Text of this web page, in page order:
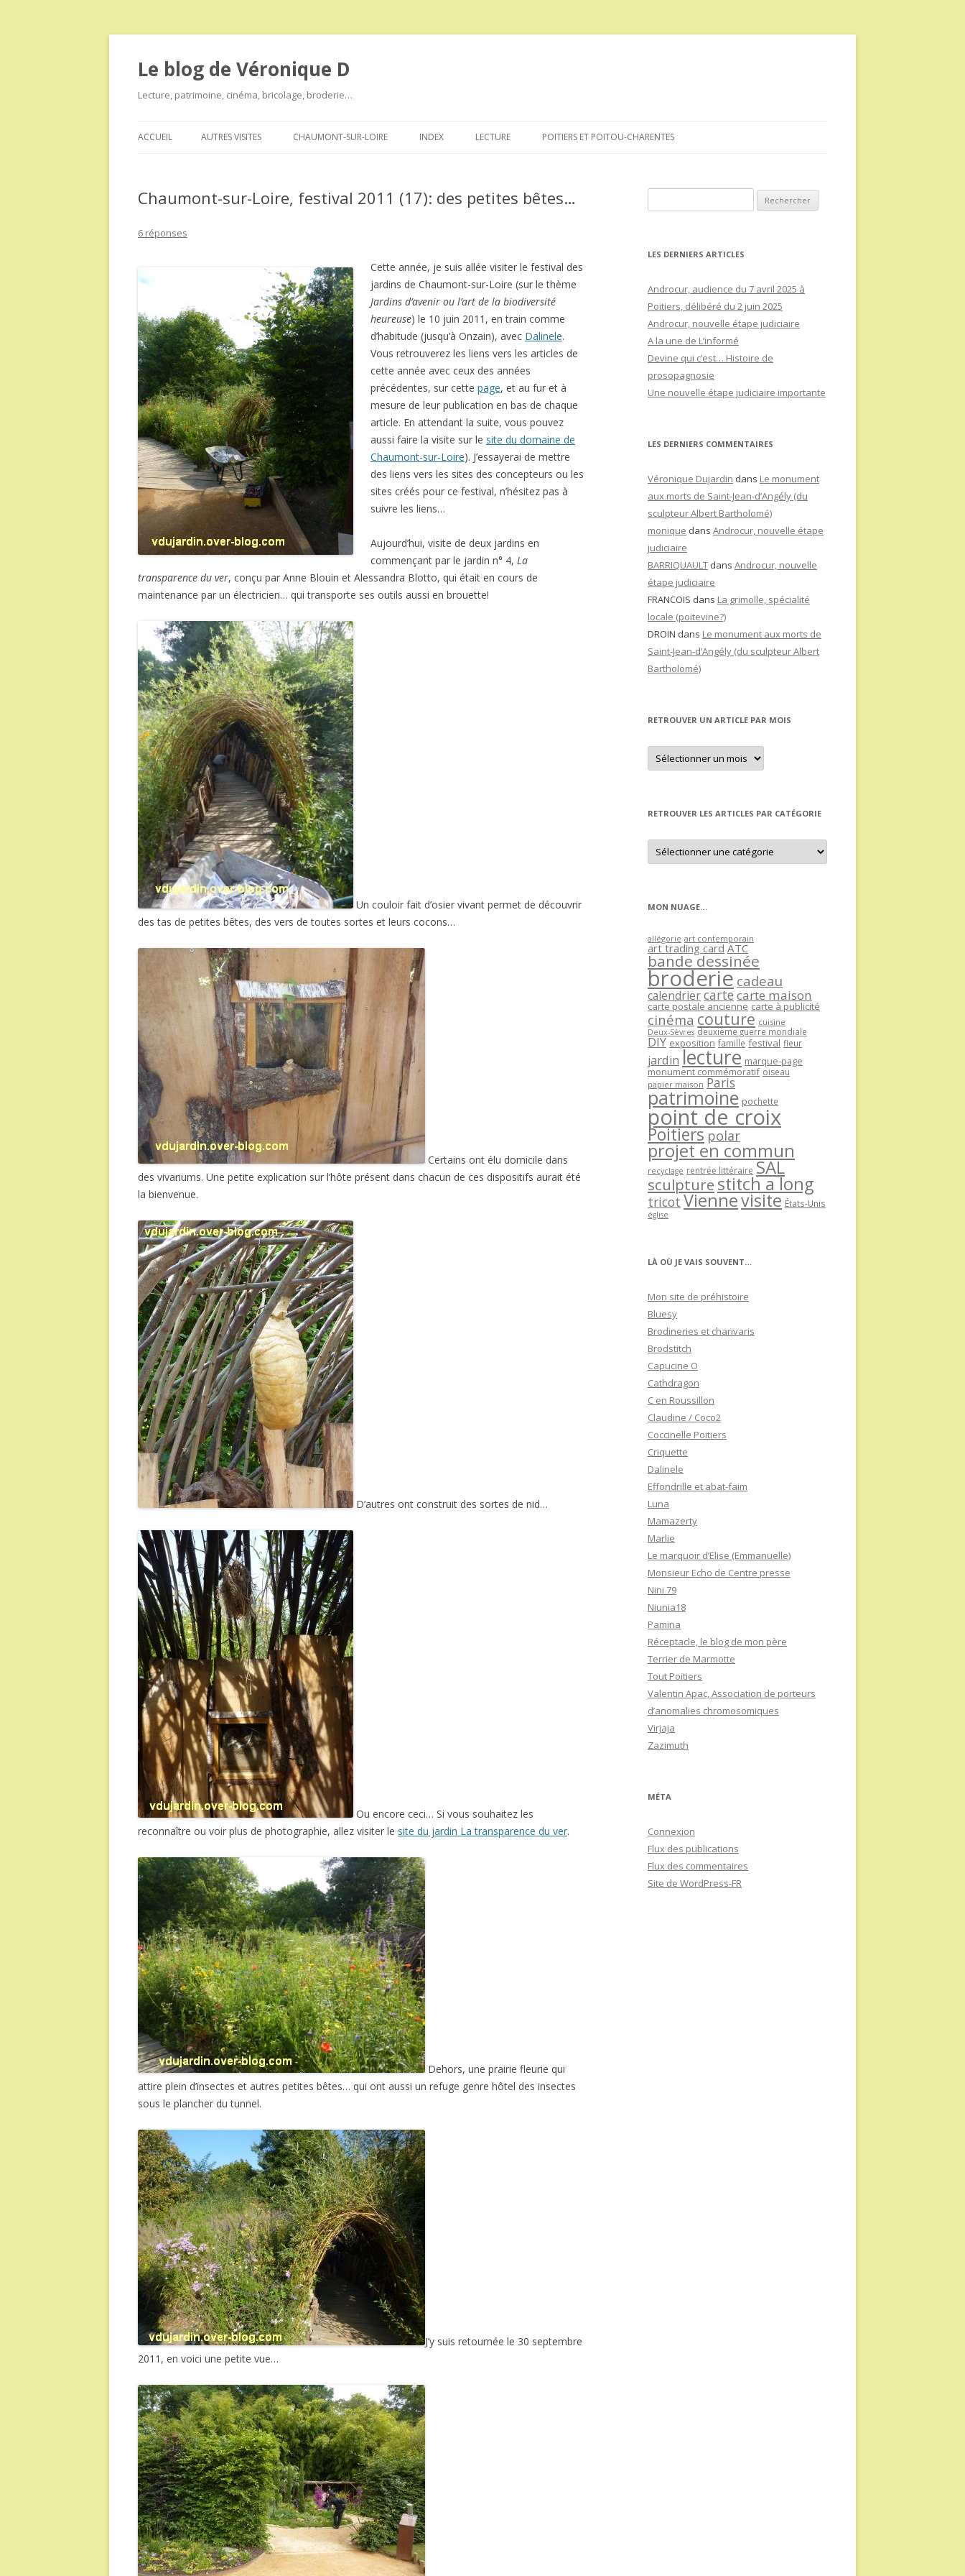
Le blog de Véronique D
Lecture, patrimoine, cinéma, bricolage, broderie…
au
ACCUEIL AUTRES VISITES CHAUMONT-SUR-LOIRE INDEX LECTURE POITIERS ET POITOU-CHARENTES
Chaumont-sur-Loire, festival 2011 (17): des petites bêtes…
6 réponses
Cette année, je suis allée visiter le festival des
jardins de Chaumont-sur-Loire (sur le thème
Jardins d’avenir ou l’art de la biodiversité
heureuse) le 10 juin 2011, en train comme
d’habitude (jusqu’à Onzain), avec Dalinele.
Vous retrouverez les liens vers les articles de
cette année avec ceux des années
précédentes, sur cette page, et au fur et à
mesure de leur publication en bas de chaque
article. En attendant la suite, vous pouvez
aussi faire la visite sur le site du domaine de
Chaumont-sur-Loire). J’essayerai de mettre
des liens vers les sites des concepteurs ou les
sites créés pour ce festival, n’hésitez pas à
suivre les liens…
Aujourd’hui, visite de deux jardins en
commençant par le jardin n° 4, La
transparence du ver, conçu par Anne Blouin et Alessandra Blotto, qui était en cours de
maintenance par un électricien… qui transporte ses outils aussi en brouette!
Un couloir fait d’osier vivant permet de découvrir
des tas de petites bêtes, des vers de toutes sortes et leurs cocons…
Certains ont élu domicile dans
des vivariums. Une petite explication sur l’hôte présent dans chacun de ces dispositifs aurait été
la bienvenue.
D’autres ont construit des sortes de nid…
Ou encore ceci… Si vous souhaitez les
reconnaître ou voir plus de photographie, allez visiter le site du jardin La transparence du ver.
Dehors, une prairie fleurie qui
attire plein d’insectes et autres petites bêtes… qui ont aussi un refuge genre hôtel des insectes
sous le plancher du tunnel.
J’y suis retournée le 30 septembre
2011, en voici une petite vue…
LES DERNIERS ARTICLES
Androcur, audience du 7 avril 2025 à
Poitiers, délibéré du 2 juin 2025
Androcur, nouvelle étape judiciaire
A la une de L’informé
Devine qui c’est… Histoire de
prosopagnosie
Une nouvelle étape judiciaire importante
LES DERNIERS COMMENTAIRES
Véronique Dujardin dans Le monument
aux morts de Saint-Jean-d’Angély (du
sculpteur Albert Bartholomé)
monique dans Androcur, nouvelle étape
judiciaire
BARRIQUAULT dans Androcur, nouvelle
étape judiciaire
FRANCOIS dans La grimolle, spécialité
locale (poitevine?)
DROIN dans Le monument aux morts de
Saint-Jean-d’Angély (du sculpteur Albert
Bartholomé)
RETROUVER UN ARTICLE PAR MOIS
Retrouver
un
article
RETROUVER LES ARTICLES PAR CATÉGORIE
Retrouver
les
articles
MON NUAGE…
allégorie art contemporain
art trading card ATC
bande dessinée
broderie cadeau
calendriercartecarte maison
carte postale ancienne carte à publicité
cinéma couture cuisine
Deux-Sèvres deuxième guerre mondiale
DIY exposition famille festival fleur
jardin lecture marque-page
monument commémoratif oiseau
papier maison Paris
patrimoine pochette
point de croix
Poitiers polar
projet en commun
recyclage rentrée littéraire SAL
sculpture stitch a long
tricot Viennevisite États-Unis
église
LÀ OÙ JE VAIS SOUVENT…
Mon site de préhistoire
Bluesy
Brodineries et charivaris
Brodstitch
Capucine O
Cathdragon
C en Roussillon
Claudine / Coco2
Coccinelle Poitiers
Criquette
Dalinele
Effondrille et abat-faim
Luna
Mamazerty
Marlie
Le marquoir d’Elise (Emmanuelle)
Monsieur Echo de Centre presse
Nini 79
Niunia18
Pamina
Réceptacle, le blog de mon père
Terrier de Marmotte
Tout Poitiers
Valentin Apac, Association de porteurs
d’anomalies chromosomiques
Virjaja
Zazimuth
MÉTA
Connexion
Flux des publications
Flux des commentaires
Site de WordPress-FR